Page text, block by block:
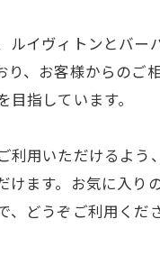
イヴィトンとバ
、お客様からの
指しています。
用いただけるよ
ます。お気に入
どうぞご利用くださ